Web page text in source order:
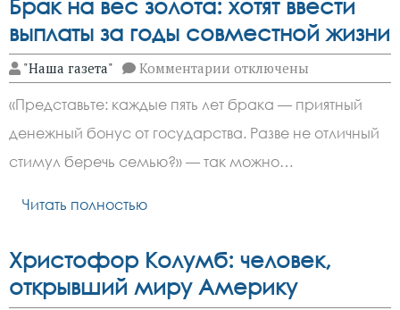
Брак на вес золота: хотят ввести
выплаты за годы совместной жизни
"Наша газета" Комментарии к
записи
Брак
на
вес
золота:
хотят
ввести
отключены
«Представьте: каждые пять лет брака — приятный
денежный бонус от государства. Разве не отличный
стимул беречь семью?» — так можно…
Читать полностью
Христофор Колумб: человек,
открывший миру Америку